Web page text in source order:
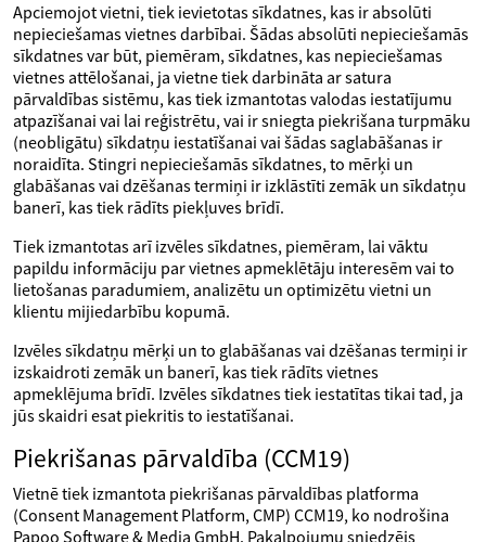
Apciemojot vietni, tiek ievietotas sīkdatnes, kas ir absolūti
nepieciešamas vietnes darbībai. Šādas absolūti nepieciešamās
sīkdatnes var būt, piemēram, sīkdatnes, kas nepieciešamas
vietnes attēlošanai, ja vietne tiek darbināta ar satura
pārvaldības sistēmu, kas tiek izmantotas valodas iestatījumu
atpazīšanai vai lai reģistrētu, vai ir sniegta piekrišana turpmāku
(neobligātu) sīkdatņu iestatīšanai vai šādas saglabāšanas ir
noraidīta. Stingri nepieciešamās sīkdatnes, to mērķi un
glabāšanas vai dzēšanas termiņi ir izklāstīti zemāk un sīkdatņu
banerī, kas tiek rādīts piekļuves brīdī.
Tiek izmantotas arī izvēles sīkdatnes, piemēram, lai vāktu
papildu informāciju par vietnes apmeklētāju interesēm vai to
lietošanas paradumiem, analizētu un optimizētu vietni un
klientu mijiedarbību kopumā.
Izvēles sīkdatņu mērķi un to glabāšanas vai dzēšanas termiņi ir
izskaidroti zemāk un banerī, kas tiek rādīts vietnes
apmeklējuma brīdī. Izvēles sīkdatnes tiek iestatītas tikai tad, ja
jūs skaidri esat piekritis to iestatīšanai.
Piekrišanas pārvaldība (CCM19)
Vietnē tiek izmantota piekrišanas pārvaldības platforma
(Consent Management Platform, CMP) CCM19, ko nodrošina
Papoo Software & Media GmbH. Pakalpojumu sniedzējs